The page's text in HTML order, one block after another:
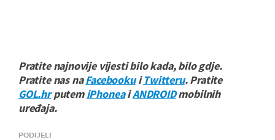
Pratite najnovije vijesti bilo kada, bilo gdje.
Pratite nas naFacebookuiTwitteru. Pratite
GOL.hrputemiPhoneaiANDROIDmobilnih
uređaja.
PODIJELI